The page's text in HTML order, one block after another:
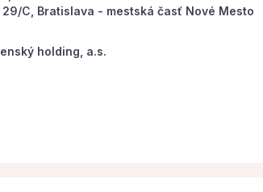
29/C, Bratislava - mestská časť Nové Mesto
holding, a.s.